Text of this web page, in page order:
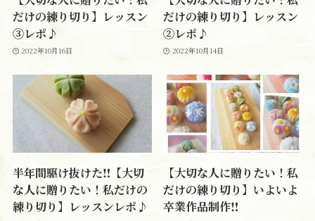
だけの練り切り】レッスン
③レポ♪
2022年10月16日
だけの練り切り】レッスン
②レポ♪
2022年10月14日
半年間駆け抜けた‼【大切
な人に贈りたい！私だけの
練り切り】レッスンレポ♪
【大切な人に贈りたい！私
だけの練り切り】いよいよ
卒業作品制作‼